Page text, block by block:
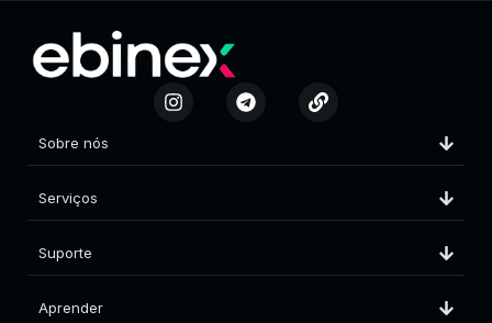
Sobre nós
Serviços
Suporte
Aprender